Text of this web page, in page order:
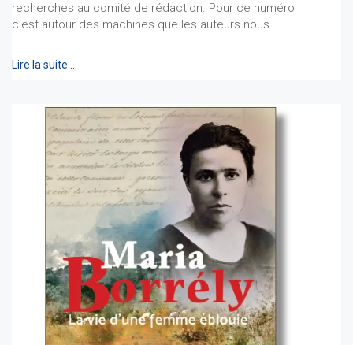
recherches au comité de rédaction. Pour ce numéro
c'est autour des machines que les auteurs nous…
Lire la suite …